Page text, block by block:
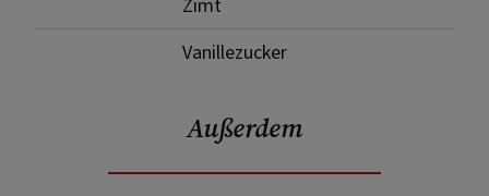
Zimt
Vanillezucker
Außerdem